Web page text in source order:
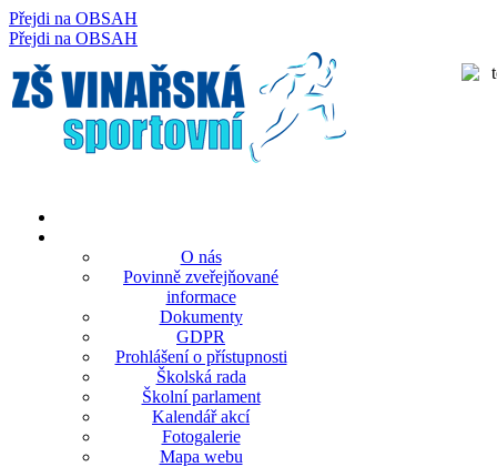
Přejdi na OBSAH
Přejdi na OBSAH
O nás
Povinně zveřejňované
informace
Dokumenty
GDPR
Prohlášení o přístupnosti
Školská rada
Školní parlament
Kalendář akcí
Fotogalerie
Mapa webu
rokměsíc
rokměsíc